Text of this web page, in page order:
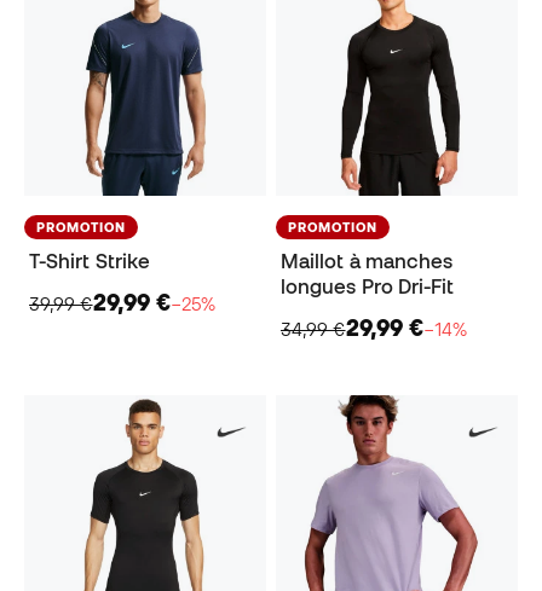
PROMOTION
T-Shirt Strike
39,99 €29,99 €−25%
PROMOTION
Maillot à manches
longues Pro Dri-Fit
34,99 €29,99 €−14%